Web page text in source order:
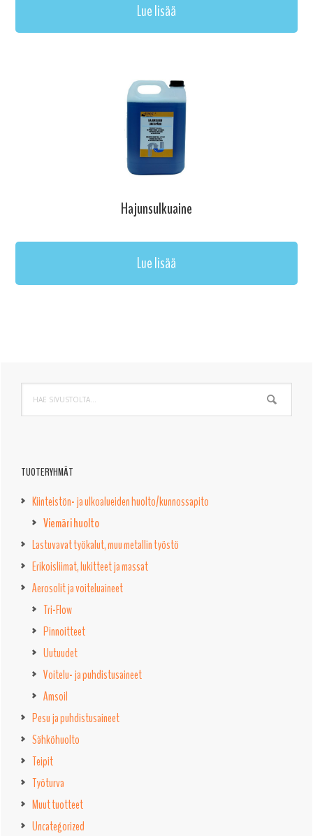
Lue lisää
Hajunsulkuaine
Lue lisää
Ensisijainen
sivupalkki
sivustolta...
TUOTERYHMÄT
Kiinteistön- ja ulkoalueiden huolto/kunnossapito
Viemäri huolto
Lastuvavat työkalut, muu metallin työstö
Erikoisliimat, lukitteet ja massat
Aerosolit ja voiteluaineet
Tri-Flow
Pinnoitteet
Uutuudet
Voitelu- ja puhdistusaineet
Amsoil
Pesu ja puhdistusaineet
Sähköhuolto
Teipit
Työturva
Muut tuotteet
Uncategorized